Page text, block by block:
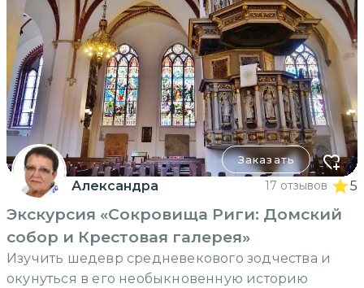
Заказать
Александра 17 отзывов 5
Экскурсия «Сокровища Риги: Домский
собор и Крестовая галерея»
Изучить шедевр средневекового зодчества и
окунуться в его необыкновенную историю